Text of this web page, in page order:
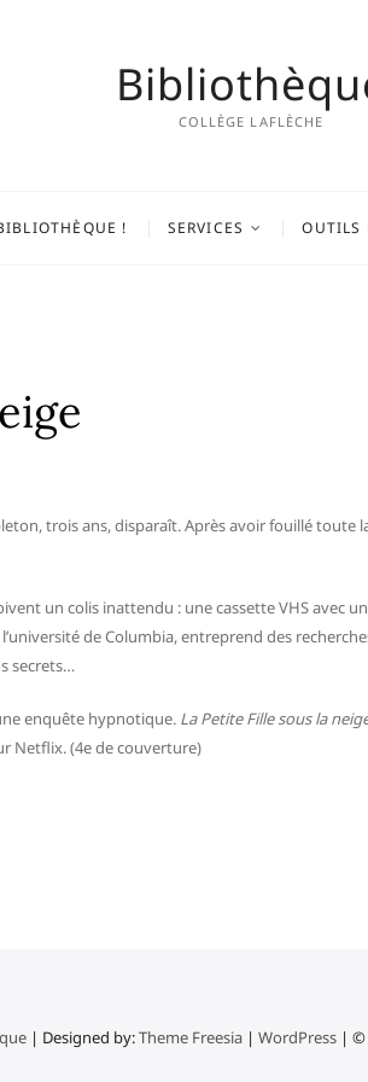
COLLÈGE LAFLÈCHE
! SERVICES OUTILS
trois ans, disparaît. Après avoir fouillé
un colis inattendu : une cassette VHS
de Columbia, entreprend des
secrets…
enquête hypnotique. La Petite Fille sous la
Netflix. (4e de couverture)
| Designed by:Theme Freesia | WordPress | ©